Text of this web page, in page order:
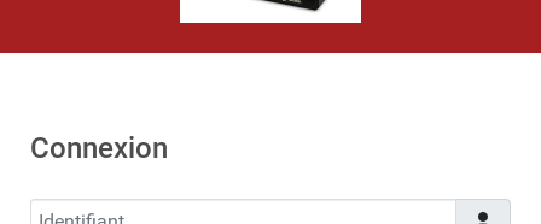
Connexion
Identifiant